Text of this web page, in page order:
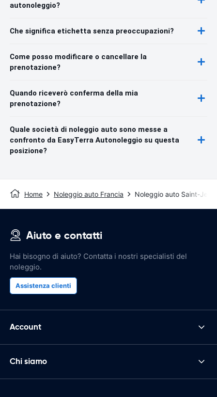
autonoleggio?
Che significa etichetta senza preoccupazioni?
Come posso modificare o cancellare la
prenotazione?
Quando riceverò conferma della mia
prenotazione?
Quale società di noleggio auto sono messe a
confronto da EasyTerra Autonoleggio su questa
posizione?
Home Noleggio auto Francia Noleggio auto Saint-
Aiuto e contatti
Hai bisogno di aiuto? Contatta i nostri specialisti del
noleggio.
Assistenza clienti
Account
Chi siamo